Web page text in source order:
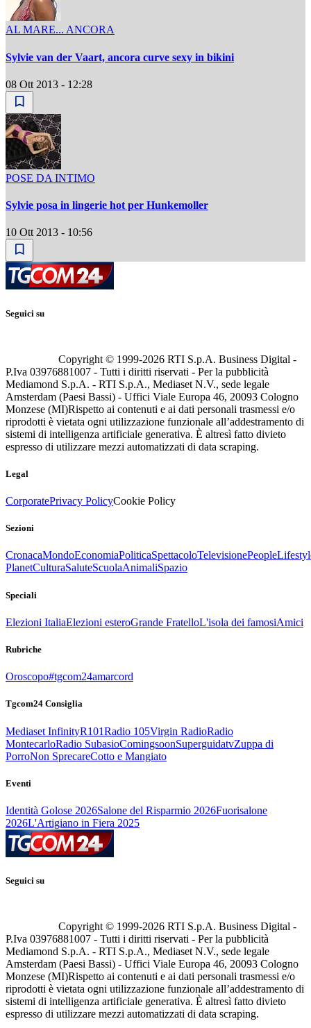
AL MARE... ANCORA
Sylvie van der Vaart, ancora curve sexy in bikini
08 Ott 2013 - 12:28
POSE DA INTIMO
Sylvie posa in lingerie hot per Hunkemoller
10 Ott 2013 - 10:56
Seguici su
Copyright © 1999-2026 RTI S.p.A. Business Digital -
P.Iva 03976881007 - Tutti i diritti riservati - Per la pubblicità
Mediamond S.p.A. - RTI S.p.A., Mediaset N.V., sede legale
Amsterdam (Paesi Bassi) - Uffici Viale Europa 46, 20093 Cologno
Monzese (MI)Rispetto ai contenuti e ai dati personali trasmessi e/o
riprodotti è vietata ogni utilizzazione funzionale all’addestramento di
sistemi di intelligenza artificiale generativa. È altresì fatto divieto
espresso di utilizzare mezzi automatizzati di data scraping.
Legal
CorporatePrivacy PolicyCookie Policy
Sezioni
CronacaMondoEconomiaPoliticaSpettacoloTelevisionePeople
PlanetCulturaSaluteScuolaAnimaliSpazio
Speciali
Elezioni ItaliaElezioni esteroGrande FratelloL'isola dei famosiAmici
Rubriche
Oroscopo#tgcom24amarcord
Tgcom24 Consiglia
Mediaset InfinityR101Radio 105Virgin RadioRadio
MontecarloRadio SubasioComingsoonSuperguidatvZuppa di
PorroNon SprecareCotto e Mangiato
Eventi
Identità Golose 2026Salone del Risparmio 2026Fuorisalone
2026L'Artigiano in Fiera 2025
Seguici su
Copyright © 1999-2026 RTI S.p.A. Business Digital -
P.Iva 03976881007 - Tutti i diritti riservati - Per la pubblicità
Mediamond S.p.A. - RTI S.p.A., Mediaset N.V., sede legale
Amsterdam (Paesi Bassi) - Uffici Viale Europa 46, 20093 Cologno
Monzese (MI)Rispetto ai contenuti e ai dati personali trasmessi e/o
riprodotti è vietata ogni utilizzazione funzionale all’addestramento di
sistemi di intelligenza artificiale generativa. È altresì fatto divieto
espresso di utilizzare mezzi automatizzati di data scraping.